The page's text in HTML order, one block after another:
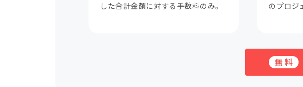
した合計金額に対する手数料のみ。
のプロジ
無料